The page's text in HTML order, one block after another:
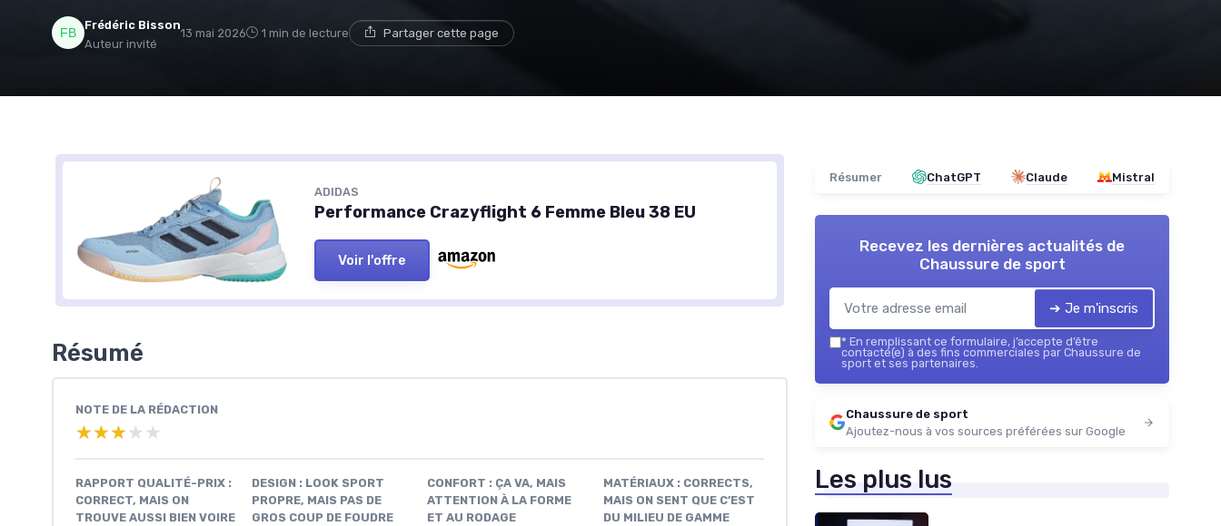
Frédéric Bisson
Auteur invité
13 mai 2026 1 min de lecture Partager cette page
ADIDAS
Performance Crazyflight 6 Femme Bleu 38 EU
Voir l'offre
Résumé
NOTE DE LA RÉDACTION
★★★★★
★★★★★
RAPPORT QUALITÉ-PRIX :
CORRECT, MAIS ON
TROUVE AUSSI BIEN VOIRE
DESIGN : LOOK SPORT
PROPRE, MAIS PAS DE
GROS COUP DE FOUDRE
CONFORT : ÇA VA, MAIS
ATTENTION À LA FORME
ET AU RODAGE
MATÉRIAUX : CORRECTS,
MAIS ON SENT QUE C’EST
DU MILIEU DE GAMME
Résumer ChatGPT Claude Mistral
Recevez les dernières actualités de
Chaussure de sport
➔ Je m'inscris
* En remplissant ce formulaire, j’accepte d’être
contacté(e) à des fins commerciales par Chaussure de
sport et ses partenaires.
Chaussure de sport
Ajoutez-nous à vos sources préférées sur Google
Les plus lus